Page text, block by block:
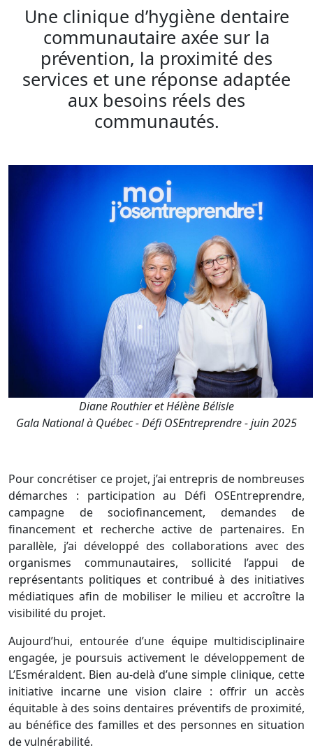
Une clinique d’hygiène dentaire
communautaire axée sur la
prévention, la proximité des
services et une réponse adaptée
aux besoins réels des
communautés.
Diane Routhier et Hélène Bélisle
Gala National à Québec - Défi OSEntreprendre - juin 2025
Pour concrétiser ce projet, j’ai entrepris de nombreuses
démarches : participation au Défi OSEntreprendre,
campagne de sociofinancement, demandes de
financement et recherche active de partenaires. En
parallèle, j’ai développé des collaborations avec des
organismes communautaires, sollicité l’appui de
représentants politiques et contribué à des initiatives
médiatiques afin de mobiliser le milieu et accroître la
visibilité du projet.
Aujourd’hui, entourée d’une équipe multidisciplinaire
engagée, je poursuis activement le développement de
L’Esméraldent. Bien au-delà d’une simple clinique, cette
initiative incarne une vision claire : offrir un accès
équitable à des soins dentaires préventifs de proximité,
au bénéfice des familles et des personnes en situation
de vulnérabilité.